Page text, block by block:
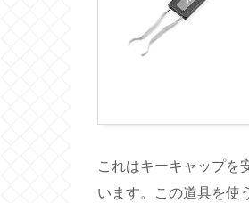
これはキーキャップを
います。この道具を使